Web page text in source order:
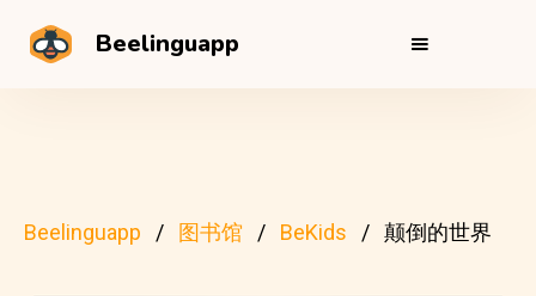
Beelinguapp
Beelinguapp 图书馆 BeKids 颠倒的世界